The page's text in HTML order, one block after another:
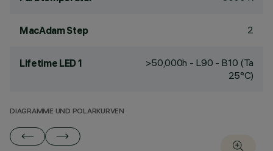
MacAdam Step 2
Lifetime LED 1
>50,000h - L90 - B10 (Ta
25°C)
DIAGRAMME UND POLARKURVEN